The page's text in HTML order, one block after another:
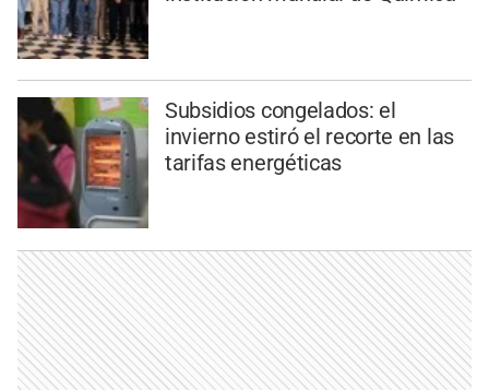
Subsidios congelados: el
invierno estiró el recorte en las
tarifas energéticas